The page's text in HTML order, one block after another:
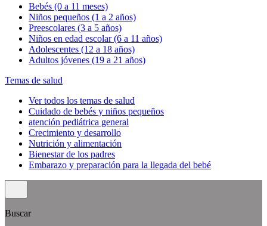
Bebés (0 a 11 meses)
Niños pequeños (1 a 2 años)
Preescolares (3 a 5 años)
Niños en edad escolar (6 a 11 años)
Adolescentes (12 a 18 años)
Adultos jóvenes (19 a 21 años)
Temas de salud
Ver todos los temas de salud
Cuidado de bebés y niños pequeños
atención pediátrica general
Crecimiento y desarrollo
Nutrición y alimentación
Bienestar de los padres
Embarazo y preparación para la llegada del bebé
Buscar